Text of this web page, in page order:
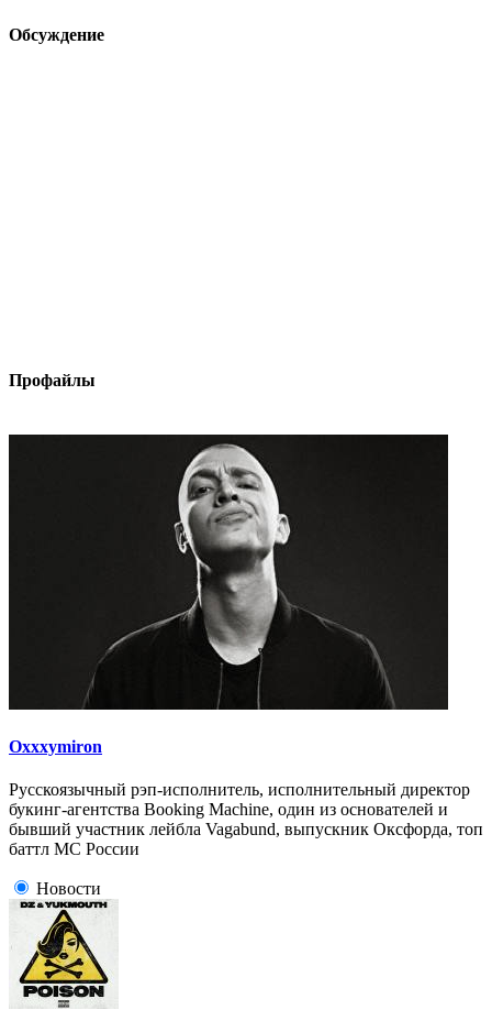
Обсуждение
Профайлы
Oxxxymiron
Русскоязычный рэп-исполнитель, исполнительный директор
букинг-агентства Booking Machine, один из основателей и
бывший участник лейбла Vagabund, выпускник Оксфорда, топ
баттл МС России
Новости